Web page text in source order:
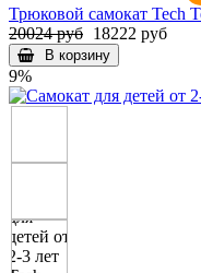
Трюковой самокат Tech
20024 руб 18222 руб
В корзину
9%